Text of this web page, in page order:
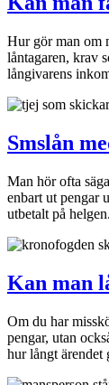
Hur gör man om
låntagaren, krav
långivarens
Smslån
Man hör ofta
enbart ut pengar
utbetalt på helgen.
Kan man
Om du har
pengar, utan
hur långt ärendet